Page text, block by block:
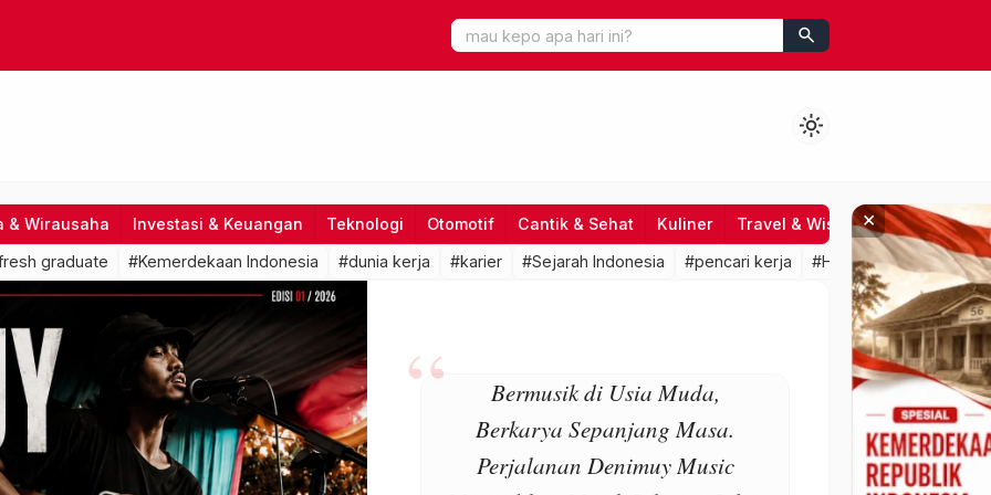
search
light_mode
& Wirausaha Investasi & Keuangan Teknologi Otomotif Cantik & Sehat Kuliner Travel & Wisata Hiburan
graduate #Kemerdekaan Indonesia #dunia kerja #karier #Sejarah Indonesia #pencari kerja #HRD #lowongan
Bermusik di Usia Muda,
Berkarya Sepanjang Masa.
Perjalanan Denimuy Music
×